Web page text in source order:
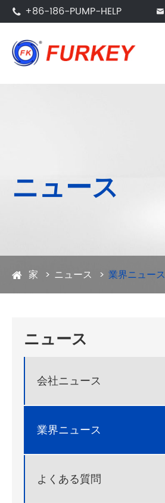
 +86-186-PUMP-HELP 
ニュース
家 ニュース 業界ニュース
ニュース
会社ニュース
業界ニュース
よくある質問